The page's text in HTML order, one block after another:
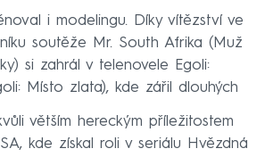
i modelingu. Díky vítězství ve
soutěže Mr. South Afrika (Muž
si zahrál v telenovele Egoli:
Místo zlata), kde zářil dlouhých
větším hereckým příležitostem
kde získal roli v seriálu Hvězdná